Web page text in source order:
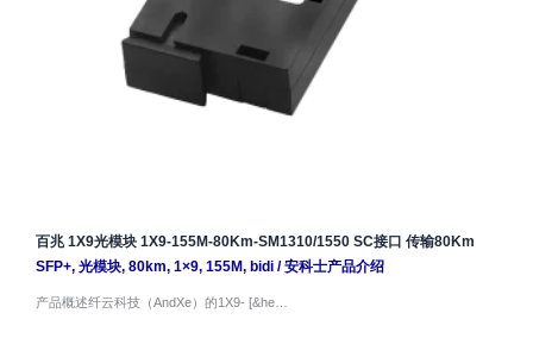
百兆 1X9光模块 1X9-155M-80Km-SM1310/1550 SC接口 传输80Km
SFP+, 光模块, 80km, 1×9, 155M, bidi/安科士产品介绍
产品概述纤云科技（AndXe）的1X9- [&he…